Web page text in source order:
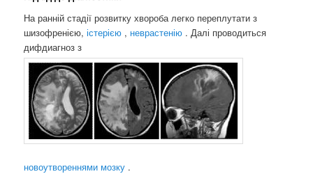
На ранній стадії розвитку хвороба легко переплутати з
шизофренією,істерією , неврастенію . Далі проводиться
дифдиагноз з
новоутвореннями мозку .